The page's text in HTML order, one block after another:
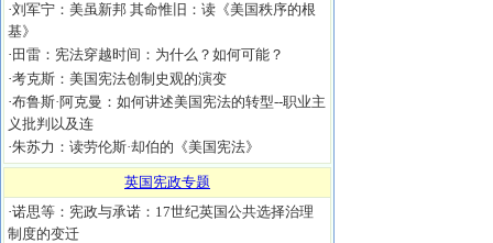
·刘军宁：美虽新邦 其命惟旧：读《美国秩序的根
基》
· 田雷：宪法穿越时间：为什么？如何可能？
·考克斯：美国宪法创制史观的演变
·布鲁斯·阿克曼：如何讲述美国宪法的转型--职业主
义批判以及连
·朱苏力：读劳伦斯·却伯的《美国宪法》
英国宪政专题
·诺思等：宪政与承诺：17世纪英国公共选择治理
制度的变迁